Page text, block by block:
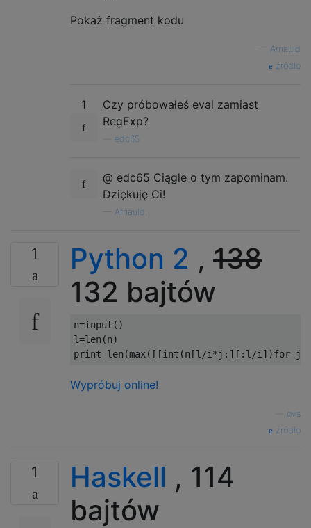
Pokaż fragment kodu
Arnauld
źródło
1
Czy próbowałeś eval zamiast
RegExp?
edc65
@ edc65 Ciągle o tym zapominam.
Dziękuję Ci!
Arnauld,
1 Python 2 , 138
132 bajtów
n=input ()
l=len (n)
print len (max([[int (n [l /i *j :][: l /i ])for j
Wypróbuj online!
ovs
źródło
1 Haskell , 114
bajtów